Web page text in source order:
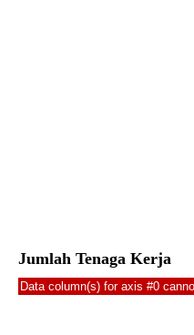
Jumlah Tenaga Kerja
Data column(s) for axis #0